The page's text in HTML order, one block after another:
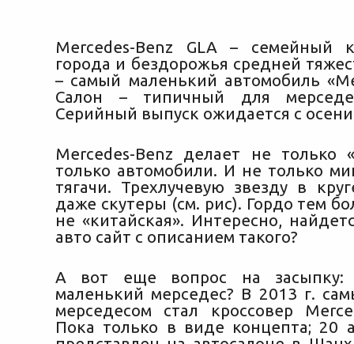
Mercedes-Benz GLA – семейный
города и бездорожья средней
– самый маленький автомобиль
Салон – типичный для
Серийный выпуск ожидается с осени
Mercedes-Benz делает не только
только автомобили. И не только
тягачи. Трехлучевую звезду в
даже скутеры (см. рис). Гордо тем
не «китайская». Интересно,
авто сайт с описанием такого?
А вот еще вопрос на засыпку:
маленький мерседес? В 2013 г.
мерседесом стал кроссовер
Пока только в виде концепта; 20